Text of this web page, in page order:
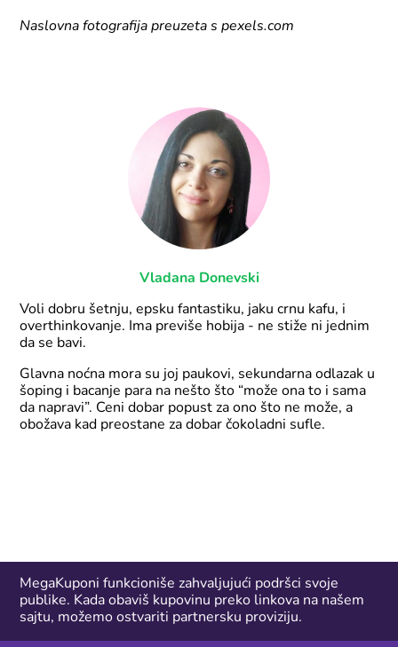
Naslovna fotografija preuzeta s pexels.com
Vladana Donevski
Voli dobru šetnju, epsku fantastiku, jaku crnu kafu, i
overthinkovanje. Ima previše hobija - ne stiže ni jednim
da se bavi.
Glavna noćna mora su joj paukovi, sekundarna odlazak u
šoping i bacanje para na nešto što “može ona to i sama
da napravi”. Ceni dobar popust za ono što ne može, a
obožava kad preostane za dobar čokoladni sufle.
MegaKuponi funkcioniše zahvaljujući podršci svoje
publike. Kada obaviš kupovinu preko linkova na našem
sajtu, možemo ostvariti partnersku proviziju.